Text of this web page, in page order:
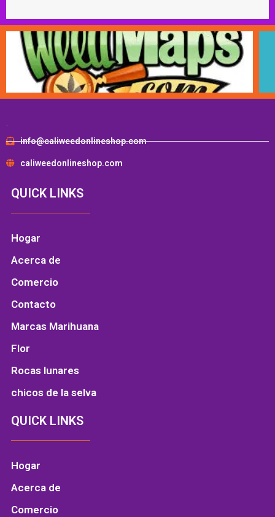
.
info@caliweedonlineshop.com
caliweedonlineshop.com
QUICK LINKS
Hogar
Acerca de
Comercio
Contacto
Marcas Marihuana
Flor
Rocas lunares
chicos de la selva
QUICK LINKS
Hogar
Acerca de
Comercio